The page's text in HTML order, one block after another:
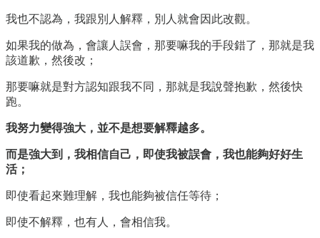
我也不認為，我跟別人解釋，別人就會因此改觀。
如果我的做為，會讓人誤會，那要嘛我的手段錯了，那就是我
該道歉，然後改；
那要嘛就是對方認知跟我不同，那就是我說聲抱歉，然後快
跑。
我努力變得強大，並不是想要解釋越多。
而是強大到，我相信自己，即使我被誤會，我也能夠好好生
活；
即使看起來難理解，我也能夠被信任等待；
即使不解釋，也有人，會相信我。